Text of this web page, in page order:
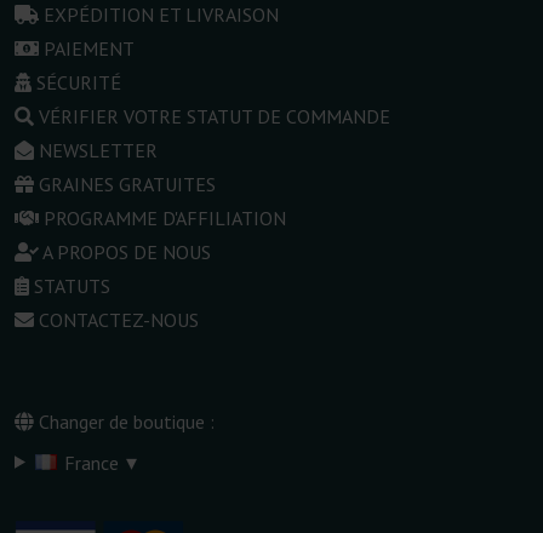
EXPÉDITION ET LIVRAISON
PAIEMENT
SÉCURITÉ
VÉRIFIER VOTRE STATUT DE COMMANDE
NEWSLETTER
GRAINES GRATUITES
PROGRAMME D'AFFILIATION
A PROPOS DE NOUS
STATUTS
CONTACTEZ-NOUS
Changer de boutique :
France ▾